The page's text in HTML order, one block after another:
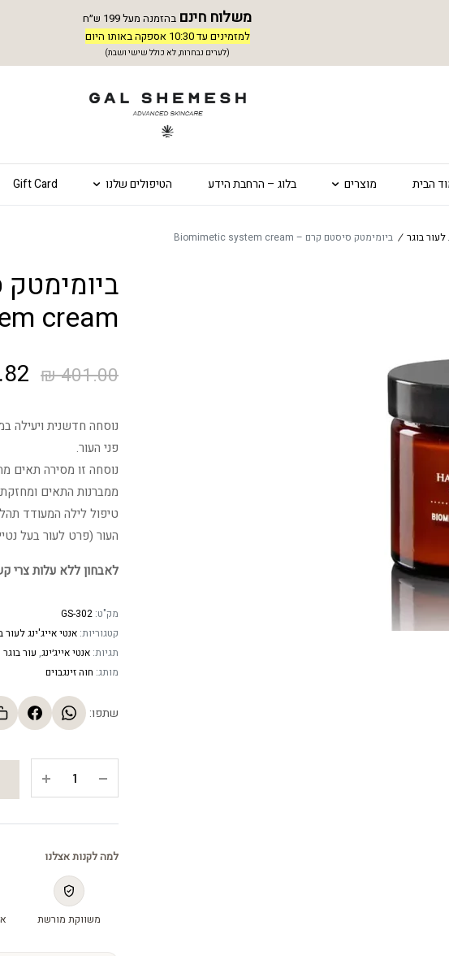
משלוח חינם בהזמנה מעל 199 ש״ח
למזמינים עד 10:30 אספקה באותו היום
(לערים נבחרות, לא כולל שישי ושבת)
הבית מוצרים בלוג – הרחבת הידע הטיפולים שלנו Gift Card
לעור בוגר / ביומימטק סיסטם קרם – Biomimetic system cream
cream
401.00
₪
₪.
נוסחה חדשנית ויעילה
פני העור.
נוסחה זו מסירה תאים
ממברנות התאים
טיפול לילה המעודד
העור (פרט לעור בעל
לאבחון ללא עלות צרי
מק"ט: GS-302
קטגוריות: אנטי אייג'ינג לעור
תגיות: אנטי אייג׳ינג, עור בוגר
מותג: חוה זינגבוים
שתפו:
סיסטם
-
Biomimetic
system
cream
quantity
למה לקנות אצלנו
משווקת מורשת